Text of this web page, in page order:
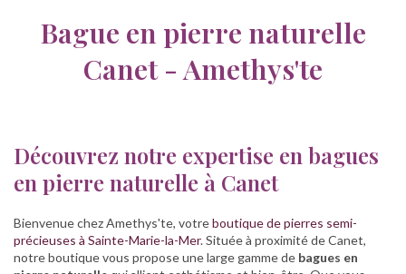
Bague en pierre naturelle
Canet - Amethys'te
Découvrez notre expertise en bagues
en pierre naturelle à Canet
Bienvenue chez Amethys'te, votreboutique de pierres semi-
précieuses à Sainte-Marie-la-Mer. Située à proximité de Canet,
notre boutique vous propose une large gamme de bagues en